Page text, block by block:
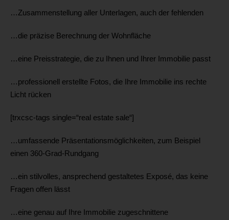
…Zusammenstellung aller Unterlagen, auch der fehlenden
…die präzise Berechnung der Wohnfläche
…eine Preisstrategie, die zu Ihnen und Ihrer Immobilie passt
…professionell erstellte Fotos, die Ihre Immobilie ins rechte
Licht rücken
[trxcsc-tags single=“real estate sale“]
…umfassende Präsentationsmöglichkeiten, zum Beispiel
einen 360-Grad-Rundgang
…ein stilvolles, ansprechend gestaltetes Exposé, das keine
Fragen offen lässt
…eine genau auf Ihre Immobilie zugeschnittene